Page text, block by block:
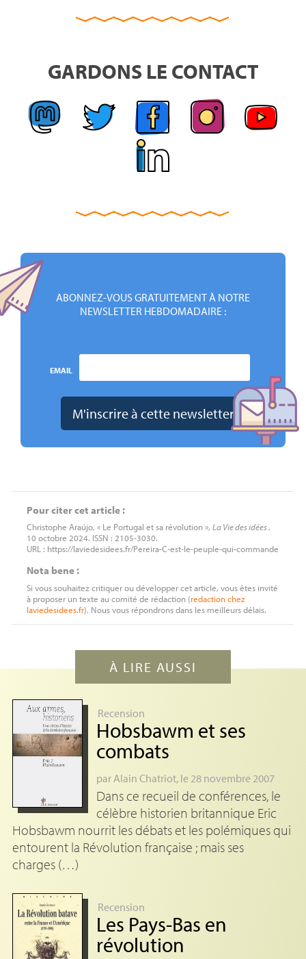
GARDONS LE CONTACT
ABONNEZ-VOUS GRATUITEMENT À NOTRE
NEWSLETTER HEBDOMADAIRE :
EMAIL
Pour citer cet article :
Christophe Araújo, « Le Portugal et sa révolution », La Vie des idées,
10 octobre 2024. ISSN : 2105-3030.
URL : https://laviedesidees.fr/Pereira-C-est-le-peuple-qui-commande
Nota bene :
Si vous souhaitez critiquer ou développer cet article, vous êtes invité
à proposer un texte au comité de rédaction (redactionchez
laviedesidees.fr). Nous vous répondrons dans les meilleurs délais.
À LIRE AUSSI
Recension
Hobsbawm et ses
combats
parAlain Chatriot, le 28 novembre 2007
Dans ce recueil de conférences, le
célèbre historien britannique Eric
Hobsbawm nourrit les débats et les polémiques qui
entourent la Révolution française ; mais ses
charges (…)
Recension
Les Pays-Bas en
révolution